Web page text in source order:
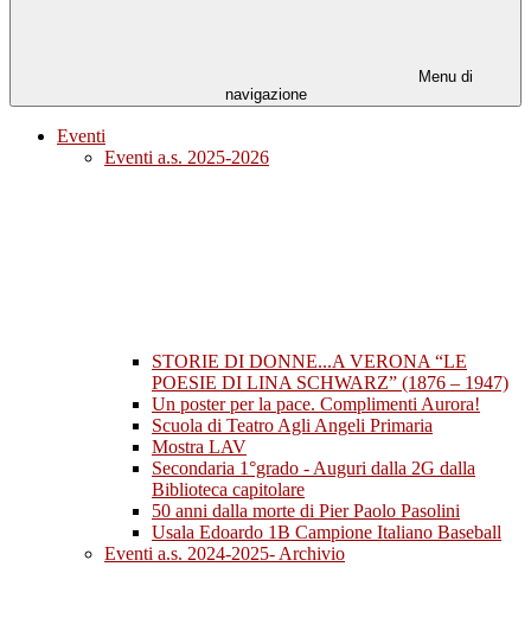
Menu di
navigazione
Eventi
Eventi a.s. 2025-2026
STORIE DI DONNE...A VERONA “LE
POESIE DI LINA SCHWARZ” (1876 – 1947)
Un poster per la pace. Complimenti Aurora!
Scuola di Teatro Agli Angeli Primaria
Mostra LAV
Secondaria 1°grado - Auguri dalla 2G dalla
Biblioteca capitolare
50 anni dalla morte di Pier Paolo Pasolini
Usala Edoardo 1B Campione Italiano Baseball
Eventi a.s. 2024-2025- Archivio